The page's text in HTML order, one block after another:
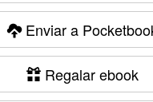
Enviar a
Regalar ebook